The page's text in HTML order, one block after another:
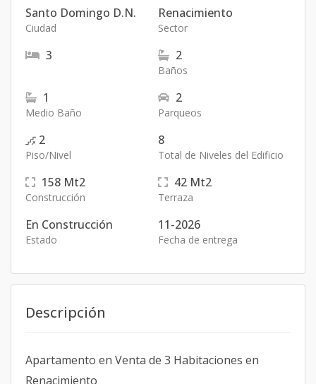
Santo Domingo D.N.
Ciudad
Renacimiento
Sector
3 2
Baños
1
Medio Baño
2
Parqueos
2
Piso/Nivel
8
Total de Niveles del Edificio
158 Mt2
Construcción
42 Mt2
Terraza
En Construcción
Estado
11-2026
Fecha de entrega
Descripción
Apartamento en Venta de 3 Habitaciones en
Renacimiento